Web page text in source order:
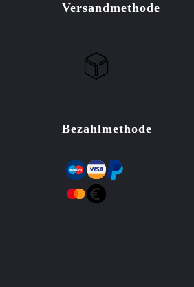
Versandmethode
Bezahlmethode